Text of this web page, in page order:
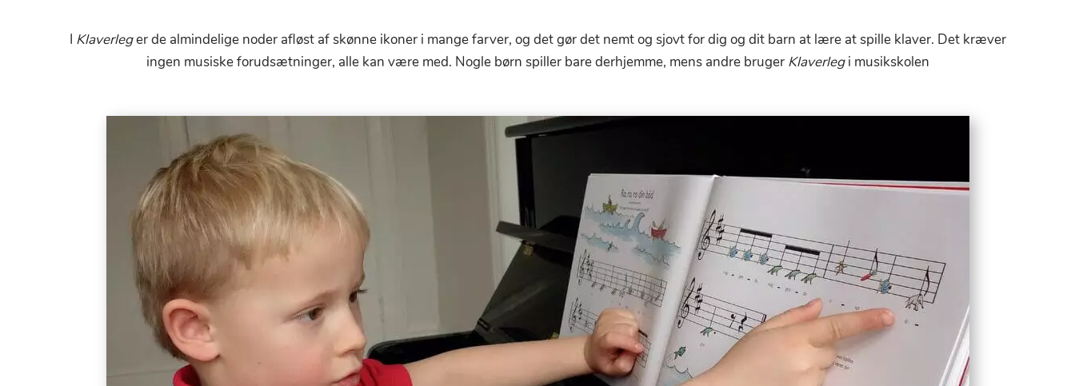
I Klaverleger de almindelige noder afløst af skønne ikoner i mange farver, og det gør det nemt og sjovt for dig og dit barn at lære at spille klaver. Det kræver
ingen musiske forudsætninger, alle kan være med. Nogle børn spiller bare derhjemme, mens andre bruger Klaverlegi musikskolen